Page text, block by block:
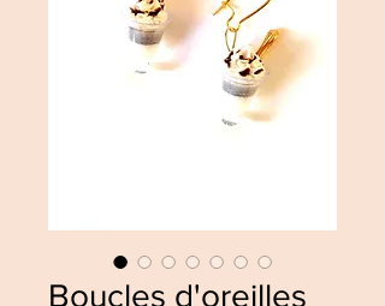
Boucles d'oreilles